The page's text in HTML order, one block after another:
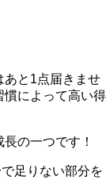
あと1点届きませ
慣によって高い得
の一つです！
足りない部分を